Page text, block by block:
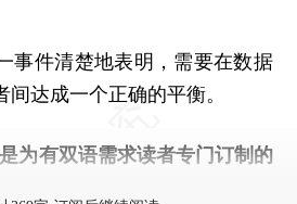
件清楚地表明，需要在数据
达成一个正确的平衡。
为有双语需求读者专门订制的